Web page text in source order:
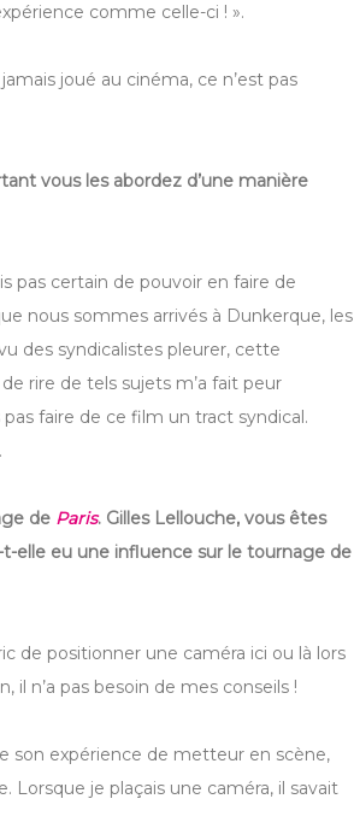
comme celle-ci ! ».
joué au cinéma, ce n’est pas
vous les abordez d’une manière
pas certain de pouvoir en faire de
nous sommes arrivés à Dunkerque, les
des syndicalistes pleurer, cette
rire de tels sujets m’a fait peur
pas faire de ce film un tract syndical.
de Paris. Gilles Lellouche, vous êtes
elle eu une influence sur le tournage de
de positionner une caméra ici ou là lors
il n’a pas besoin de mes conseils !
son expérience de metteur en scène,
Lorsque je plaçais une caméra, il savait